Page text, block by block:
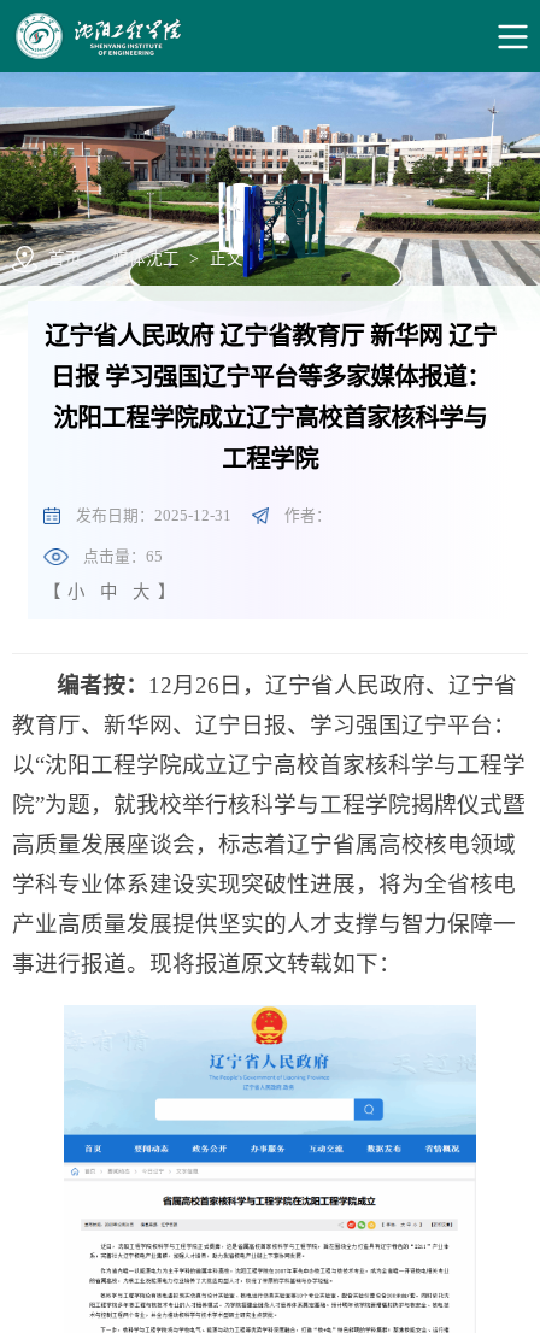
首页 > 媒体沈工 > 正文
辽宁省人民政府 辽宁省教育厅 新华网 辽宁
日报 学习强国辽宁平台等多家媒体报道：
沈阳工程学院成立辽宁高校首家核科学与
工程学院
发布日期：2025-12-31 作者：
点击量：65
【 小 中 大 】
编者按： 12月26日，辽宁省人民政府、辽宁省
教育厅、新华网、辽宁日报、学习强国辽宁平台：
以“沈阳工程学院成立辽宁高校首家核科学与工程学
院”为题，就我校举行核科学与工程学院揭牌仪式暨
高质量发展座谈会，标志着辽宁省属高校核电领域
学科专业体系建设实现突破性进展，将为全省核电
产业高质量发展提供坚实的人才支撑与智力保障一
事进行报道。现将报道原文转载如下：